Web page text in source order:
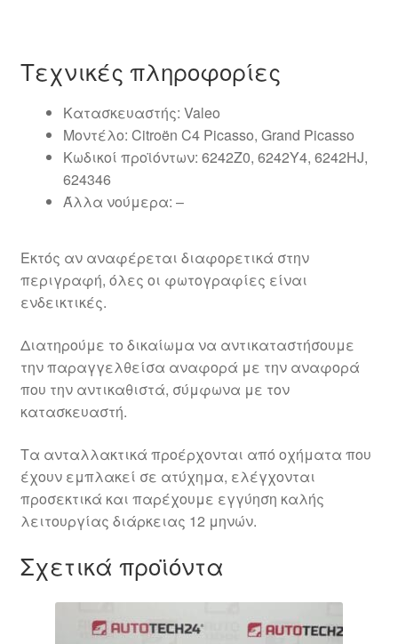
Τεχνικές πληροφορίες
Κατασκευαστής: Valeo
Μοντέλο: Citroën C4 Picasso, Grand Picasso
Κωδικοί προϊόντων: 6242Z0, 6242Y4, 6242HJ,
624346
Άλλα νούμερα: –
Εκτός αν αναφέρεται διαφορετικά στην
περιγραφή, όλες οι φωτογραφίες είναι
ενδεικτικές.
Διατηρούμε το δικαίωμα να αντικαταστήσουμε
την παραγγελθείσα αναφορά με την αναφορά
που την αντικαθιστά, σύμφωνα με τον
κατασκευαστή.
Τα ανταλλακτικά προέρχονται από οχήματα που
έχουν εμπλακεί σε ατύχημα, ελέγχονται
προσεκτικά και παρέχουμε εγγύηση καλής
λειτουργίας διάρκειας 12 μηνών.
Σχετικά προϊόντα